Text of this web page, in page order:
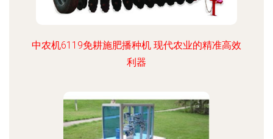
中农机6119免耕施肥播种机 现代农业的精准高效
利器